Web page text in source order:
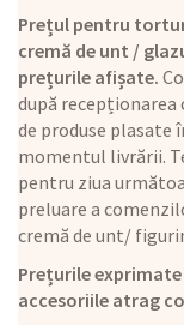
Prețul pentru
cremă de unt /
prețurile afișate.
după
de produse plasate
momentul livrării.
pentru ziua
preluare a
cremă de unt/
Prețurile
accesoriile atrag